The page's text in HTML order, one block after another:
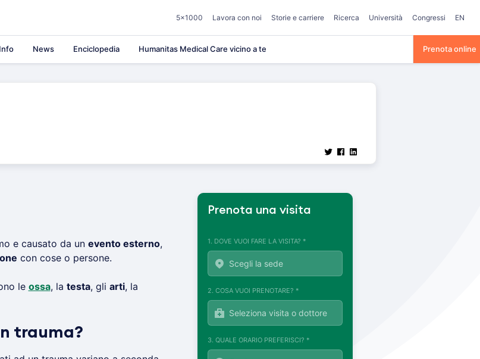
5×1000 Lavora con noi Storie e carriere Ricerca Università Congressi EN
Info News Enciclopedia Humanitas Medical Care vicino a te Prenota online
e causato da un evento esterno,
con cose o persone.
le ossa, la testa, gli arti, la
trauma?
Prenota una visita
1. DOVE VUOI FARE LA VISITA? *
2. COSA VUOI PRENOTARE? *
3. QUALE ORARIO PREFERISCI? *